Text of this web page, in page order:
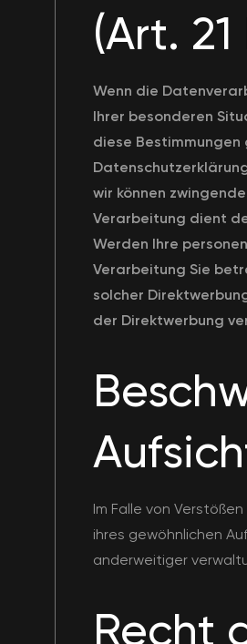
(Art. 21
Wenn die
Ihrer besonderen
diese
wir können
Verarbeitung dient
Werden Ihre
Verarbeitung Sie
solcher
der Direktwerbung
Im Falle von
ihres gewöhnlichen
anderweitiger
Recht